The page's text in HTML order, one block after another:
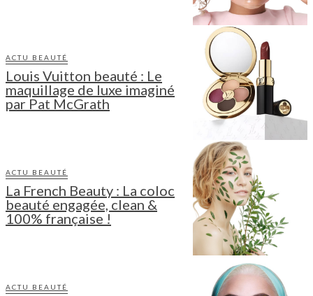
ACTU BEAUTÉ
Louis Vuitton beauté : Le
maquillage de luxe imaginé
par Pat McGrath
ACTU BEAUTÉ
La French Beauty : La coloc
beauté engagée, clean &
100% française !
ACTU BEAUTÉ